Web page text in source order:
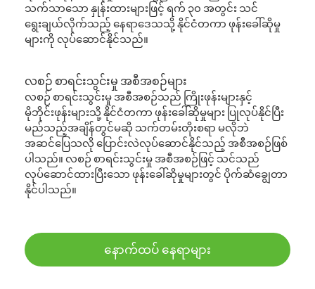
သက်သာသော နှုန်းထားများဖြင့် ရက် ၃၀ အတွင်း သင်
ရွေးချယ်လိုက်သည့် နေရာဒေသသို့ နိုင်ငံတကာ ဖုန်းခေါ်ဆိုမှု
များကို လုပ်ဆောင်နိုင်သည်။
လစဉ် စာရင်းသွင်းမှု အစီအစဉ်များ
လစဉ် စာရင်းသွင်းမှု အစီအစဉ်သည် ကြိုးဖုန်းများနှင့်
မိုဘိုင်းဖုန်းများသို့ နိုင်ငံတကာ ဖုန်းခေါ်ဆိုမှုများ ပြုလုပ်နိုင်ပြီး
မည်သည့်အချိန်တွင်မဆို သက်တမ်းတိုးစရာ မလိုဘဲ
အဆင်ပြေသလို ပြောင်းလဲလုပ်ဆောင်နိုင်သည့် အစီအစဉ်ဖြစ်
ပါသည်။ လစဉ် စာရင်းသွင်းမှု အစီအစဉ်ဖြင့် သင်သည်
လုပ်ဆောင်ထားပြီးသော ဖုန်းခေါ်ဆိုမှုများတွင် ပိုက်ဆံချွေတာ
နိုင်ပါသည်။
နောက်ထပ် နေရာများ